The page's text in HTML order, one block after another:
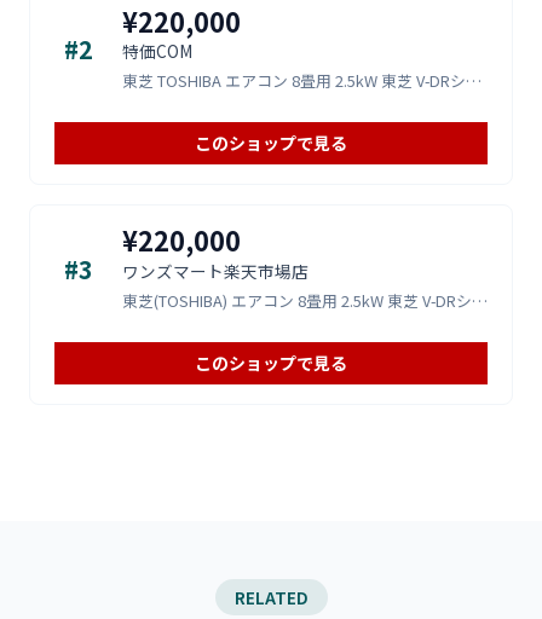
#2
¥220,000
特価COM
東芝 TOSHIBA エアコン 8畳用 2.5kW 東芝 V-DRシリーズ RAS-V251DR-W ホワイト 電源10
このショップで見る
#3
¥220,000
ワンズマート楽天市場店
東芝(TOSHIBA) エアコン 8畳用 2.5kW 東芝 V-DRシリーズ RAS-V251DR-W ホワイト 電源1
このショップで見る
RELATED